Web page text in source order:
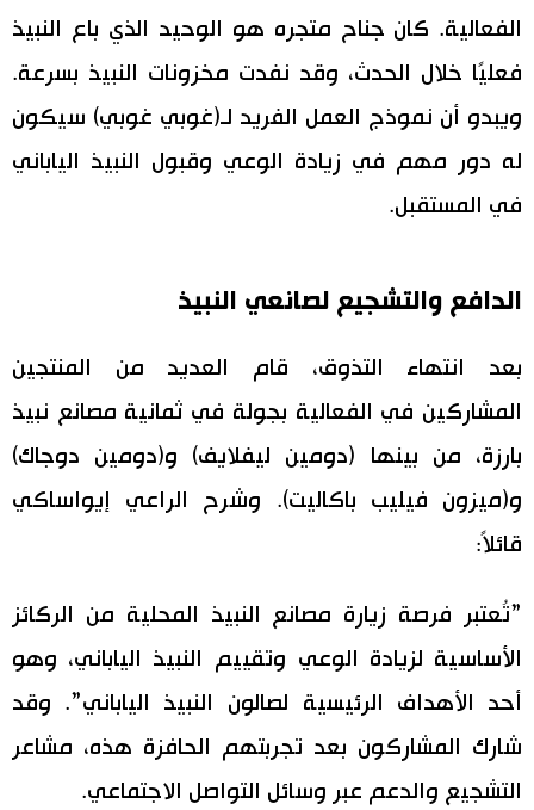
الفعالية. كان جناح متجره هو الوحيد الذي باع النبيذ
فعليًا خلال الحدث، وقد نفدت مخزونات النبيذ بسرعة.
ويبدو أن نموذج العمل الفريد لـ(غوبي غوبي) سيكون
له دور مهم في زيادة الوعي وقبول النبيذ الياباني
في المستقبل.
الدافع والتشجيع لصانعي النبيذ
بعد انتهاء التذوق، قام العديد من المنتجين
المشاركين في الفعالية بجولة في ثمانية مصانع نبيذ
بارزة، من بينها (دومين ليفلايف) و(دومين دوجاك)
و(ميزون فيليب باكاليت). وشرح الراعي إيواساكي
قائلاً:
”تُعتبر فرصة زيارة مصانع النبيذ المحلية من الركائز
الأساسية لزيادة الوعي وتقييم النبيذ الياباني، وهو
أحد الأهداف الرئيسية لصالون النبيذ الياباني”. وقد
شارك المشاركون بعد تجربتهم الحافزة هذه، مشاعر
التشجيع والدعم عبر وسائل التواصل الاجتماعي.